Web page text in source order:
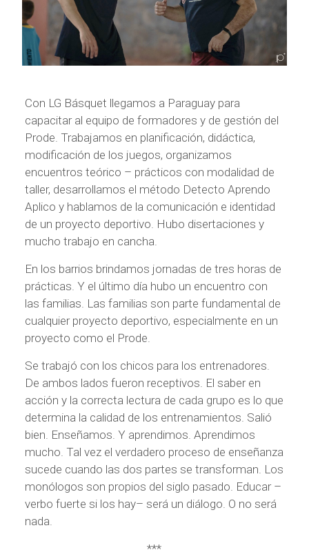
Con LG Básquet llegamos a Paraguay para
capacitar al equipo de formadores y de gestión del
Prode. Trabajamos en planificación, didáctica,
modificación de los juegos, organizamos
encuentros teórico – prácticos con modalidad de
taller, desarrollamos el método Detecto Aprendo
Aplico y hablamos de la comunicación e identidad
de un proyecto deportivo. Hubo disertaciones y
mucho trabajo en cancha.
En los barrios brindamos jornadas de tres horas de
prácticas. Y el último día hubo un encuentro con
las familias. Las familias son parte fundamental de
cualquier proyecto deportivo, especialmente en un
proyecto como el Prode.
Se trabajó con los chicos para los entrenadores.
De ambos lados fueron receptivos. El saber en
acción y la correcta lectura de cada grupo es lo que
determina la calidad de los entrenamientos. Salió
bien. Enseñamos. Y aprendimos. Aprendimos
mucho. Tal vez el verdadero proceso de enseñanza
sucede cuando las dos partes se transforman. Los
monólogos son propios del siglo pasado. Educar –
verbo fuerte si los hay– será un diálogo. O no será
nada.
***